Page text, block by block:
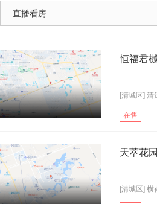
直播看房
恒福君
[清城区] 清
在售
天萃花园
[清城区]